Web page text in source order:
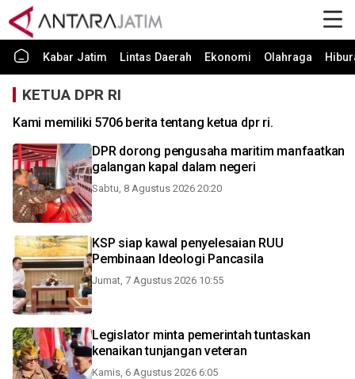
Kabar Jatim Lintas Daerah Ekonomi Olahraga
KETUA DPR RI
Kami memiliki 5706 berita tentang ketua dpr ri.
DPR dorong pengusaha maritim manfaatkan
galangan kapal dalam negeri
Sabtu, 8 Agustus 2026 20:20
KSP siap kawal penyelesaian RUU
Pembinaan Ideologi Pancasila
Jumat, 7 Agustus 2026 10:55
Legislator minta pemerintah tuntaskan
kenaikan tunjangan veteran
Kamis, 6 Agustus 2026 6:05